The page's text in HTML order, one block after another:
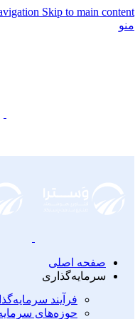
Skip to main content
منو
صفحه اصلی
سرمایه‌گذاری
فرآیند
حوزه‌های